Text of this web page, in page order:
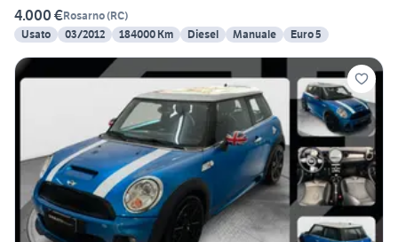
4.000 €Rosarno(RC)
Usato
03/2012 184000 Km Diesel Manuale Euro 5